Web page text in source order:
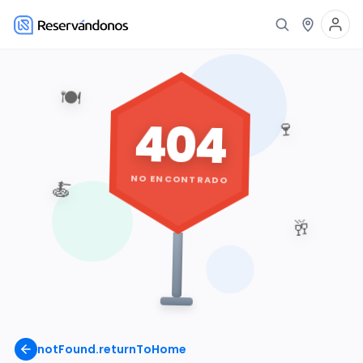
notFound.returnToHome
🍽️
🍷
🥂
🍝
404
NO ENCONTRADO